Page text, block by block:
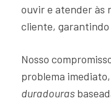
ouvir e atender às
cliente,
Nosso
problema
duradouras